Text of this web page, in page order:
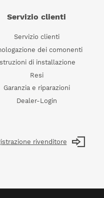
Servizio clienti
Servizio clienti
dei comonenti
di installazione
Resi
Garanzia e riparazioni
Dealer-Login
rivenditore